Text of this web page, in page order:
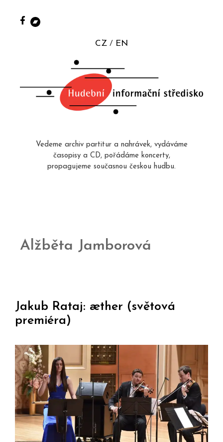
CZ EN
Vedeme archiv partitur a nahrávek, vydáváme
časopisy a CD, pořádáme koncerty,
propagujeme současnou českou hudbu.
Alžběta Jamborová
Jakub Rataj: æther (světová
premiéra)